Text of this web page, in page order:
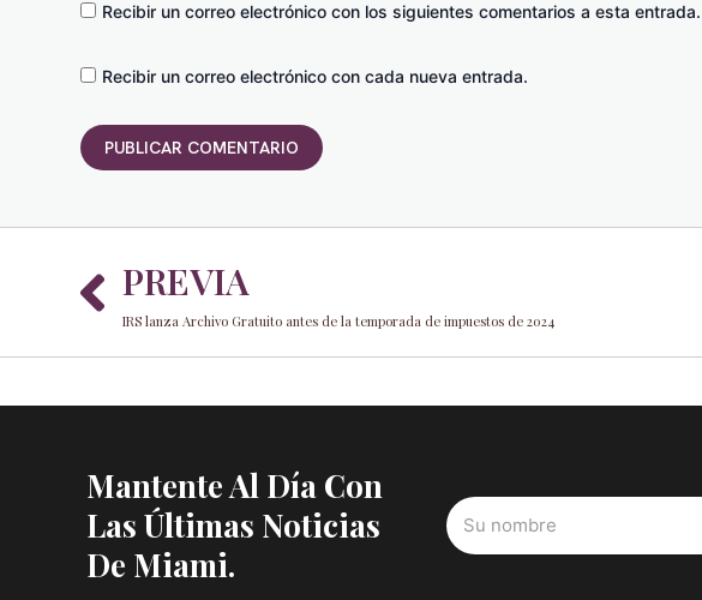
Recibir un correo electrónico con los siguientes comentarios a esta entrada.
Recibir un correo electrónico con cada nueva entrada.
Prev
PREVIA
IRS lanza Archivo Gratuito antes de la temporada de impuestos de 2024
Mantente Al Día Con
Las Últimas Noticias
De Miami.